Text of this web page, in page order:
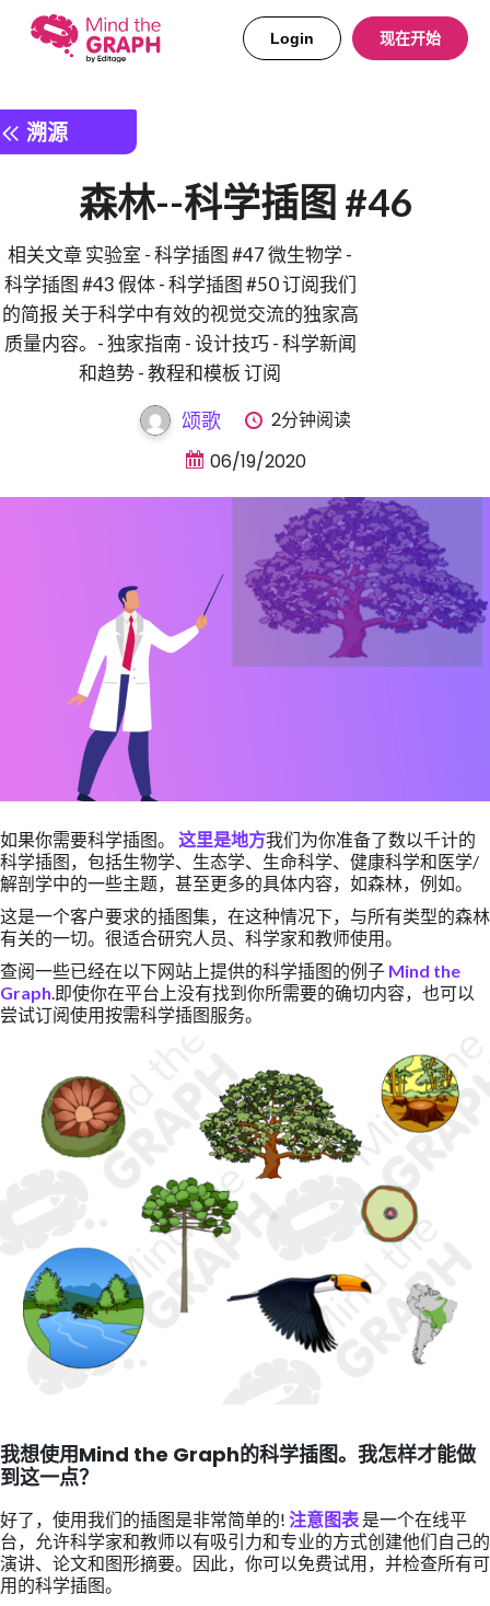
Login 现在开始
溯源
森林--科学插图 #46
相关文章 实验室 - 科学插图 #47 微生物学 -
科学插图 #43 假体 - 科学插图 #50 订阅我们
的简报 关于科学中有效的视觉交流的独家高
质量内容。- 独家指南 - 设计技巧 - 科学新闻
和趋势 - 教程和模板 订阅
颂歌
2分钟阅读
06/19/2020
如果你需要科学插图。 这里是地方我们为你准备了数以千计的
科学插图，包括生物学、生态学、生命科学、健康科学和医学/
解剖学中的一些主题，甚至更多的具体内容，如森林，例如。
这是一个客户要求的插图集，在这种情况下，与所有类型的森林
有关的一切。很适合研究人员、科学家和教师使用。
查阅一些已经在以下网站上提供的科学插图的例子 Mind the
Graph.即使你在平台上没有找到你所需要的确切内容，也可以
尝试订阅使用按需科学插图服务。
我想使用Mind the Graph的科学插图。我怎样才能做
到这一点？
好了，使用我们的插图是非常简单的! 注意图表 是一个在线平
台，允许科学家和教师以有吸引力和专业的方式创建他们自己的
演讲、论文和图形摘要。因此，你可以免费试用，并检查所有可
用的科学插图。